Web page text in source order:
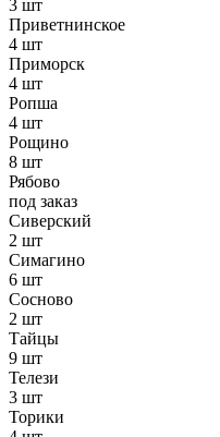
3 шт
Приветнинское
4 шт
Приморск
4 шт
Ропша
4 шт
Рощино
8 шт
Рябово
под заказ
Сиверский
2 шт
Симагино
6 шт
Сосново
2 шт
Тайцы
9 шт
Телези
3 шт
Торики